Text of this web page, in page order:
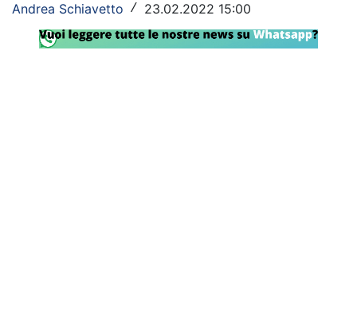
Rassegna Lazio
Social
Andrea Schiavetto / 23.02.2022 15:00